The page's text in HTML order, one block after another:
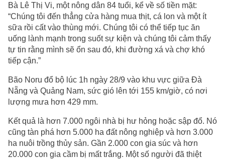
Bà Lê Thị Vi, một nông dân 84 tuổi, kể về số tiền mặt:
“Chúng tôi đến thẳng cửa hàng mua thịt, cá lon và một ít
sữa rồi cất vào thùng mới. Chúng tôi có thể tiếp tục ăn
uống lành mạnh trong suốt sự kiện và chúng tôi cảm thấy
tự tin rằng mình sẽ ổn sau đó, khi đường xá và chợ khó
tiếp cận.”
Bão Noru đổ bộ lúc 1h ngày 28/9 vào khu vực giữa Đà
Nẵng và Quảng Nam, sức gió lên tới 155 km/giờ, có nơi
lượng mưa hơn 429 mm.
Kết quả là hơn 7.000 ngôi nhà bị hư hỏng hoặc sập đổ. Nó
cũng tàn phá hơn 5.000 ha đất nông nghiệp và hơn 3.000
ha nuôi trồng thủy sản. Gần 2.000 con gia súc và hơn
20.000 con gia cầm bị mất trắng. Một số người đã thiệt